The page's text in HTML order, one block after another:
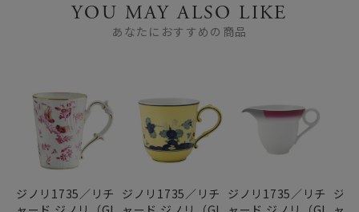
YOU MAY ALSO LIKE
あなたにおすすめの商品
ジノリ1735／リチ ジノリ1735／リチ ジノリ1735／リチ ジ